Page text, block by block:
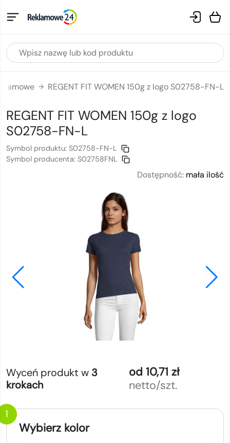
→ REGENT FIT WOMEN 150g z logo S02758-FN-L
REGENT FIT WOMEN 150g z logo
S02758-FN-L
Symbol produktu: S02758-FN-L
Symbol producenta: S02758FNL
Dostępność: mała ilość
Wyceń produkt w 3
krokach
od 10,71 zł
netto/szt.
1
Wybierz kolor